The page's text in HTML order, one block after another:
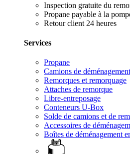
Inspection gratuite du
Propane payable à la
Retour client 24 heures
Services
Propane
Camions de déménagement
Remorques et remorquage
Attaches de remorque
Libre-entreposage
Conteneurs U-Box
Solde de camions et de
Accessoires de
Boîtes de déménagement